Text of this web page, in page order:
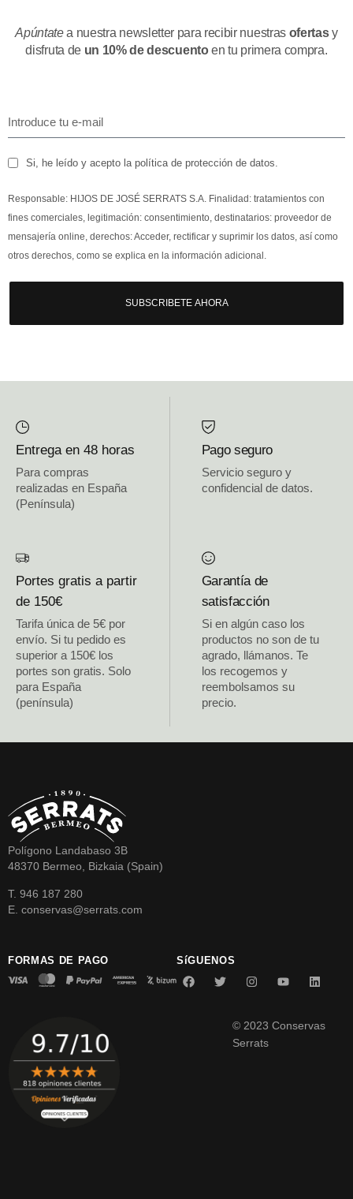
Apúntatea nuestra newsletter para recibir nuestras ofertasy
disfruta de un 10% de descuentoen tu primera compra.
Si, he leído y acepto la política de protección de datos.
Responsable: HIJOS DE JOSÉ SERRATS S.A. Finalidad: tratamientos con
fines comerciales, legitimación: consentimiento, destinatarios: proveedor de
mensajería online, derechos: Acceder, rectificar y suprimir los datos, así como
otros derechos, como se explica en la información adicional.
SUBSCRIBETE AHORA
Entrega en 48 horas
Para compras
realizadas en España
(Península)
Pago seguro
Servicio seguro y
confidencial de datos.
Portes gratis a partir
de 150€
Tarifa única de 5€ por
envío. Si tu pedido es
superior a 150€ los
portes son gratis. Solo
para España
(península)
Garantía de
satisfacción
Si en algún caso los
productos no son de tu
agrado, llámanos. Te
los recogemos y
reembolsamos su
precio.
Polígono Landabaso 3B
48370 Bermeo, Bizkaia (Spain)
T. 946 187 280
E. conservas@serrats.com
FORMAS DE PAGO SíGUENOS
© 2023 Conservas
Serrats